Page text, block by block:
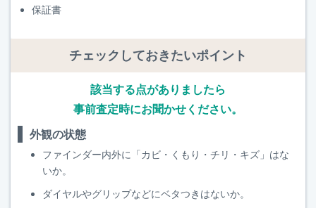
保証書
チェックしておきたいポイント
該当する点がありましたら
事前査定時にお聞かせください。
外観の状態
ファインダー内外に「カビ・くもり・チリ・キズ」はな
いか。
ダイヤルやグリップなどにベタつきはないか。